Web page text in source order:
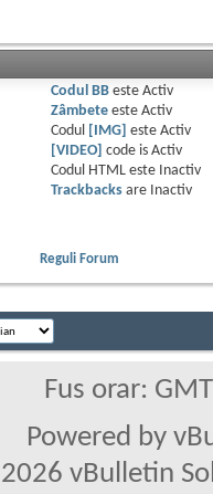
Codul BBeste Activ
Zâmbeteeste Activ
Codul
[IMG] este Activ
[VIDEO] code is Activ
Codul HTML este
Inactiv
Trackbacksare
Inactiv
Reguli Forum
Fus orar:
Powered by
vBulletin